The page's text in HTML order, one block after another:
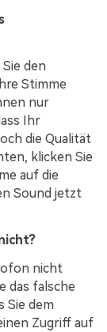
den
Stimme
nur
Ihr
die Qualität
klicken Sie
auf die
Sound jetzt
nicht
das falsche
Sie dem
Zugriff auf